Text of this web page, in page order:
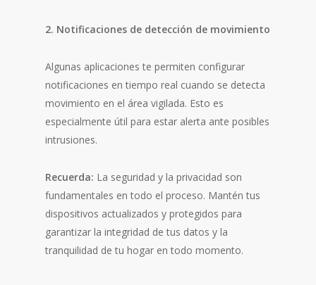
2. Notificaciones de detección de movimiento
Algunas aplicaciones te permiten configurar
notificaciones en tiempo real cuando se detecta
movimiento en el área vigilada. Esto es
especialmente útil para estar alerta ante posibles
intrusiones.
Recuerda: La seguridad y la privacidad son
fundamentales en todo el proceso. Mantén tus
dispositivos actualizados y protegidos para
garantizar la integridad de tus datos y la
tranquilidad de tu hogar en todo momento.